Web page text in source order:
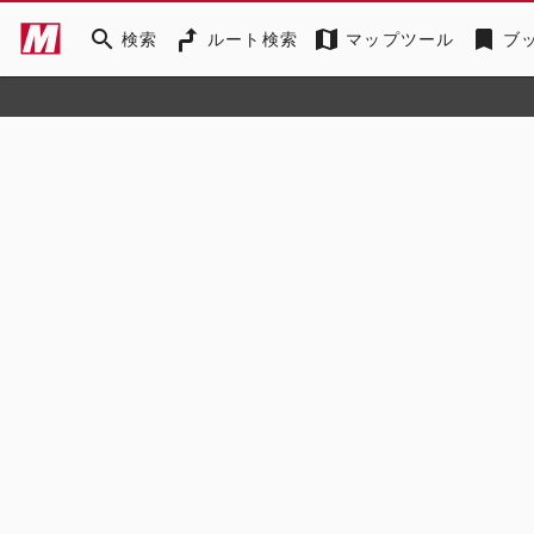
search 検索 ルート検索 map マップツール bookmark ブ